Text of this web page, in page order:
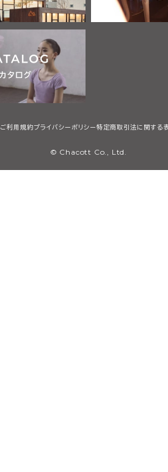
ご利用規約プライバシーポリシー 特定商取引法に関する
© Chacott Co., Ltd.